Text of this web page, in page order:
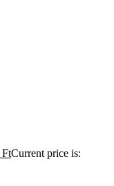
FtCurrent price is: